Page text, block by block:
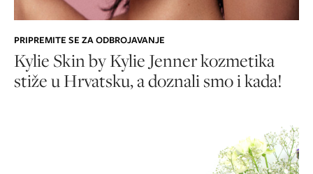
PRIPREMITE SE ZA ODBROJAVANJE
Kylie Skin by Kylie Jenner kozmetika
stiže u Hrvatsku, a doznali smo i kada!